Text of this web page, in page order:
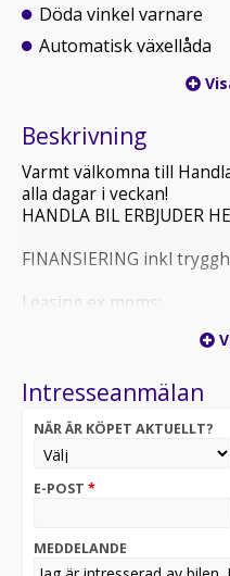
Döda vinkel varnare
Automatisk växellåda
Beskrivning
Varmt välkomna till
alla dagar i veckan!
HANDLA BIL ERBJUDER
FINANSIERING inkl
Leasing ex moms:
I ovan finansförslag ingår
- Trygghet från Solid
- Prova på-försäkring
direkt på 018-474 42 50
besök vår anläggning i
Intresseanmälan
NÄR ÄR KÖPET AKTUELLT?
E-POST *
MEDDELANDE